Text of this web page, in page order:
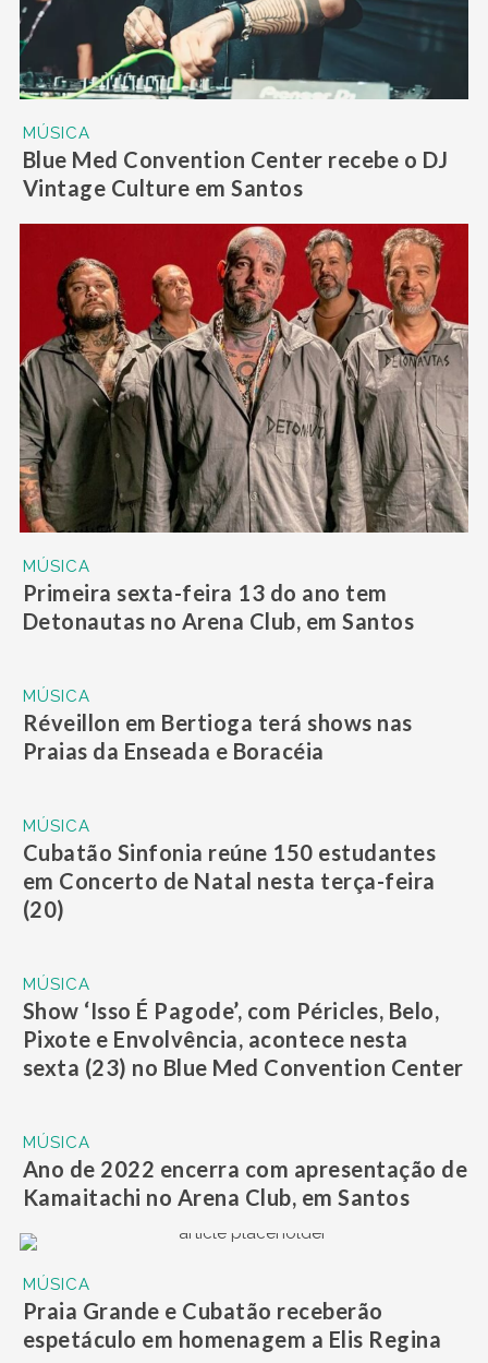
MÚSICA
Blue Med Convention Center recebe o DJ
Vintage Culture em Santos
MÚSICA
Primeira sexta-feira 13 do ano tem
Detonautas no Arena Club, em Santos
MÚSICA
Réveillon em Bertioga terá shows nas
Praias da Enseada e Boracéia
MÚSICA
Cubatão Sinfonia reúne 150 estudantes
em Concerto de Natal nesta terça-feira
(20)
MÚSICA
Show ‘Isso É Pagode’, com Péricles, Belo,
Pixote e Envolvência, acontece nesta
sexta (23) no Blue Med Convention Center
MÚSICA
Ano de 2022 encerra com apresentação de
Kamaitachi no Arena Club, em Santos
MÚSICA
Praia Grande e Cubatão receberão
espetáculo em homenagem a Elis Regina